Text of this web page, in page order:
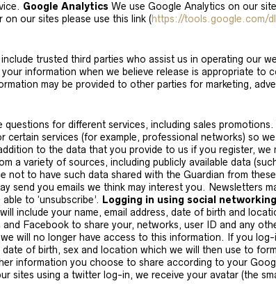
Google Analytics We use Google Analytics on our
our sites please use this link (https://tools.google.com/
trusted third parties who assist us in operating our
information when we believe release is appropriate to
may be provided to other parties for marketing,
for different services, including sales
services (for example, professional networks) so
to the data that you provide to us if you register, we
a variety of sources, including publicly available data
to have such data shared with the Guardian from
you emails we think may interest you. Newsletters
to ‘unsubscribe’. Logging in using social
include your name, email address, date of birth and
Facebook to share your, networks, user ID and any
will no longer have access to this information. If you
of birth, sex and location which we will then use to
information you choose to share according to your
sites using a twitter log-in, we receive your avatar (the